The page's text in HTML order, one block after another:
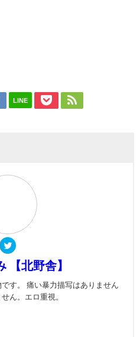
LINE
【北野舎】
す。 痛い暴力描写はありません
ん。エロ重視。